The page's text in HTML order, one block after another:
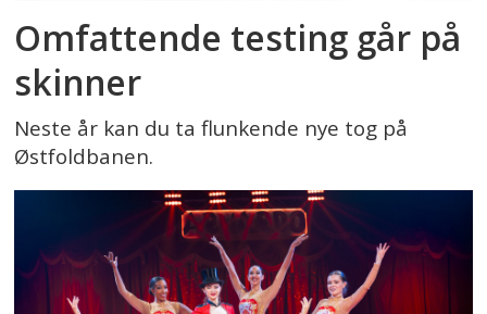
Omfattende testing går på
skinner
Neste år kan du ta flunkende nye tog på
Østfoldbanen.